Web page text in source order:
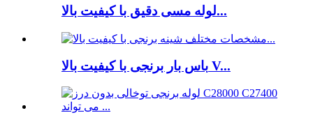
لوله مسی دقیق با کیفیت بالا...
باس بار برنجی با کیفیت بالا V...